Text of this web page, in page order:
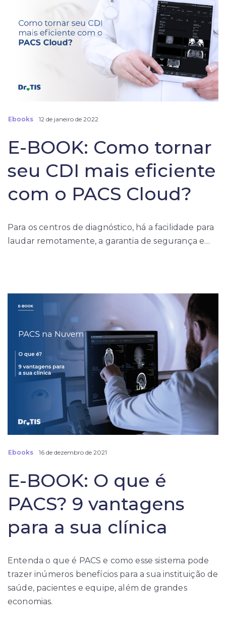
Ebooks 12 de janeiro de 2022
E-BOOK: Como tornar
seu CDI mais eficiente
com o PACS Cloud?
Para os centros de diagnóstico, há a facilidade para
laudar remotamente, a garantia de segurança e…
Ebooks 16 de dezembro de 2021
E-BOOK: O que é
PACS? 9 vantagens
para a sua clínica
Entenda o que é PACS e como esse sistema pode
trazer inúmeros benefícios para a sua instituição de
saúde, pacientes e equipe, além de grandes
economias.